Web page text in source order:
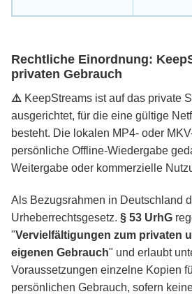
Rechtliche Einordnung:
privaten Gebrauch
⚠️ KeepStreams ist auf das private
ausgerichtet, für die eine gültige
besteht. Die lokalen MP4- oder
persönliche Offline-Wiedergabe
Weitergabe oder kommerzielle
Als Bezugsrahmen in Deutschland
Urheberrechtsgesetz. § 53 UrhG
"Vervielfältigungen zum privaten
eigenen Gebrauch" und erlaubt
Voraussetzungen einzelne Kopien
persönlichen Gebrauch, sofern